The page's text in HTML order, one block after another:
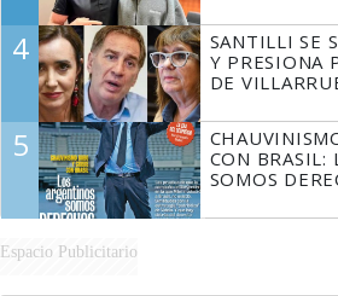
4
SANTILLI SE
Y PRESIONA
DE
5
CON BRASIL:
SOMOS
Espacio Publicitario